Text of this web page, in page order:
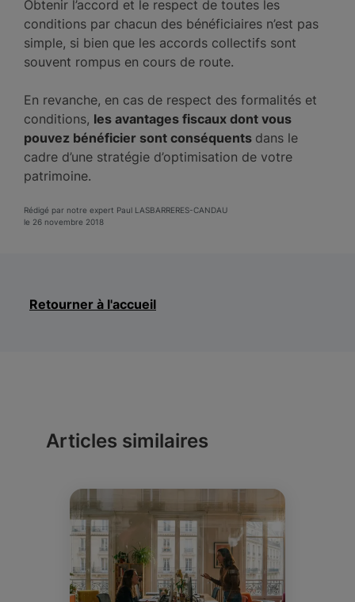
Obtenir l’accord et le respect de toutes les
conditions par chacun des bénéficiaires n’est pas
simple, si bien que les accords collectifs sont
souvent rompus en cours de route.
En revanche, en cas de respect des formalités et
conditions, les avantages fiscaux dont vous
pouvez bénéficier sont conséquents dans le
cadre d’une stratégie d’optimisation de votre
patrimoine.
Rédigé par notre expert Paul LASBARRERES-CANDAU
le 26 novembre 2018
Retourner à l'accueil
Articles similaires